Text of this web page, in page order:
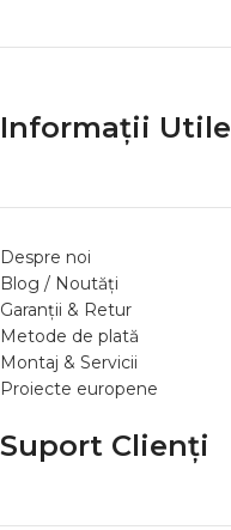
Informații Utile
Despre noi
Blog / Noutăți
Garanții & Retur
Metode de plată
Montaj & Servicii
Proiecte europene
Suport Clienți